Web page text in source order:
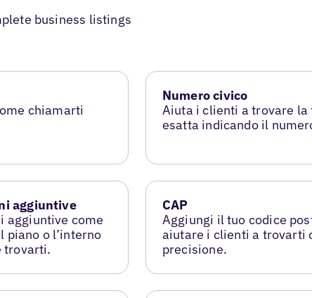
business listings
chiamarti
Numero civico
Aiuta i clienti a trovare la
esatta indicando il
aggiuntive
aggiuntive come
piano o l’interno
trovarti.
CAP
Aggiungi il tuo codice
aiutare i clienti a trovarti
precisione.